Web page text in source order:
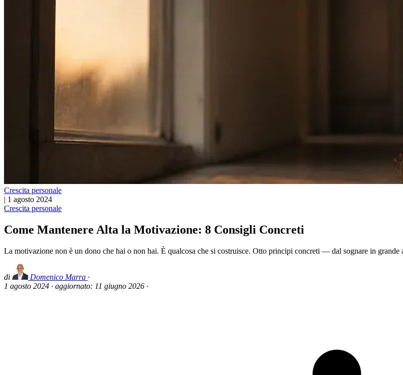
Crescita personale
| 1 agosto 2024
Crescita personale
Come Mantenere Alta la Motivazione: 8 Consigli Concreti
La motivazione non è un dono che hai o non hai. È qualcosa che si costruisce. Otto principi concreti — dal sognare in
di Domenico Marra ·
1 agosto 2024 · aggiornato: 11 giugno 2026 ·